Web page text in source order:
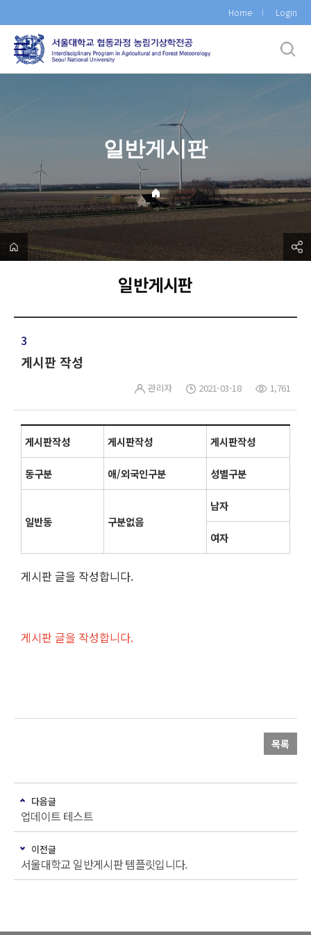
로
메
Home Login
일반게시판
일반게시판
3
게시판 작성
관리자 2021-03-18 1,761
게시판작성 게시판작성 게시판작성
동구분 애/외국인구분 성별구분
일반동 구분없음
남자
여자
게시판 글을 작성합니다.
게시판 글을 작성합니다.
목록
다음글
업데이트 테스트
이전글
서울대학교 일반게시판 템플릿입니다.